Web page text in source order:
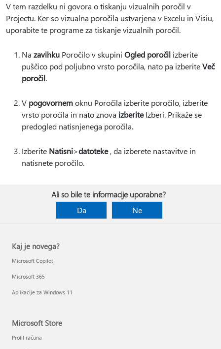
V tem razdelku ni govora o tiskanju vizualnih poročil v
Projectu. Ker so vizualna poročila ustvarjena v Excelu in Visiu,
uporabite te programe za tiskanje vizualnih poročil.
Na zavihku Poročilo v skupini Ogled poročil izberite
puščico pod poljubno vrsto poročila, nato pa izberiteVeč
poročil.
V pogovornemoknu Poročila izberite poročilo, izberite
vrsto poročila in nato znova izberiteIzberi. Prikaže se
predogled natisnjenega poročila.
Izberite Natisni>datoteke, da izberete nastavitve in
natisnete poročilo.
Ali so bile te informacije uporabne?
Da
Ne
Kaj je novega?
Microsoft Copilot
Microsoft 365
Aplikacije za Windows 11
Microsoft Store
Profil računa